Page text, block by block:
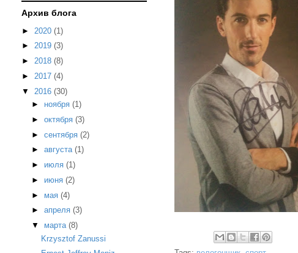
Архив блога
► 2020 (1)
► 2019 (3)
► 2018 (8)
► 2017 (4)
▼ 2016 (30)
► ноября (1)
► октября (3)
► сентября (2)
► августа (1)
► июля (1)
► июня (2)
► мая (4)
► апреля (3)
▼ марта (8)
Krzysztof Zanussi